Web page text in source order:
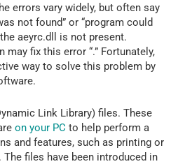
errors vary widely, but often say
not found” or “program could
aeyrc.dll is not present.
fix this error “.” Fortunately,
way to solve this problem by
Link Library) files. These
on your PC to help perform a
and features, such as printing or
files have been introduced in